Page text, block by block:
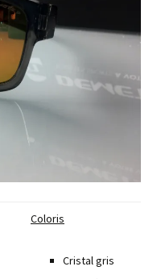
Coloris
Cristal gris